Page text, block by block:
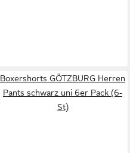
Boxershorts GÖTZBURG Herren
Pants schwarz uni 6er Pack (6-
St)